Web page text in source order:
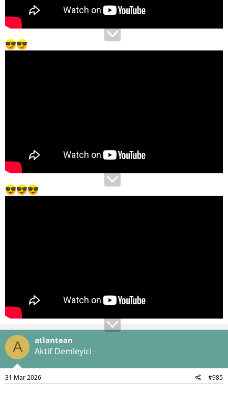
A atlantean
Aktif Demleyici
31 Mar 2026 #985